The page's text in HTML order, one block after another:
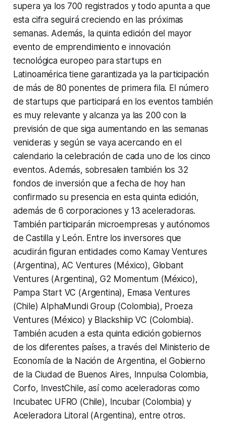
supera ya los 700 registrados y todo apunta a que
esta cifra seguirá creciendo en las próximas
semanas. Además, la quinta edición del mayor
evento de emprendimiento e innovación
tecnológica europeo para startups en
Latinoamérica tiene garantizada ya la participación
de más de 80 ponentes de primera fila. El número
de startups que participará en los eventos también
es muy relevante y alcanza ya las 200 con la
previsión de que siga aumentando en las semanas
venideras y según se vaya acercando en el
calendario la celebración de cada uno de los cinco
eventos. Además, sobresalen también los 32
fondos de inversión que a fecha de hoy han
confirmado su presencia en esta quinta edición,
además de 6 corporaciones y 13 aceleradoras.
También participarán microempresas y autónomos
de Castilla y León. Entre los inversores que
acudirán figuran entidades como Kamay Ventures
(Argentina), AC Ventures (México), Globant
Ventures (Argentina), G2 Momentum (México),
Pampa Start VC (Argentina), Emasa Ventures
(Chile) AlphaMundi Group (Colombia), Proeza
Ventures (México) y Blackshiip VC (Colombia).
También acuden a esta quinta edición gobiernos
de los diferentes países, a través del Ministerio de
Economía de la Nación de Argentina, el Gobierno
de la Ciudad de Buenos Aires, Innpulsa Colombia,
Corfo, InvestChile, así como aceleradoras como
Incubatec UFRO (Chile), Incubar (Colombia) y
Aceleradora Litoral (Argentina), entre otros.